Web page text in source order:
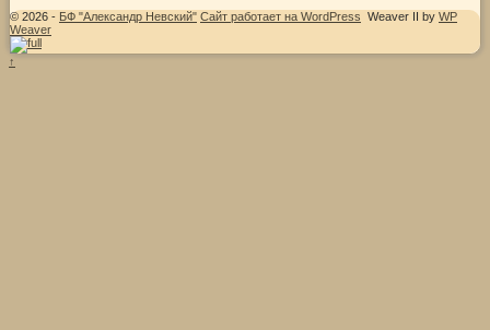
© 2026 - БФ "Александр Невский" Сайт работает на WordPress Weaver II by WP
Weaver
↑